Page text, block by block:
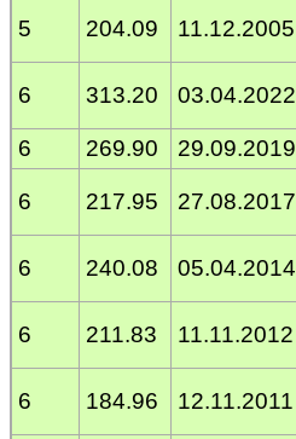
5 204.09 11.12.2005
6 313.20 03.04.2022
6 269.90 29.09.2019
6 217.95 27.08.2017
6 240.08 05.04.2014
6 211.83 11.11.2012
6 184.96 12.11.2011